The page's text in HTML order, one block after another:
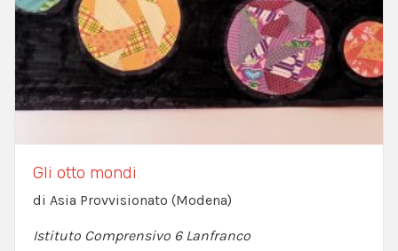
Gli otto mondi
di Asia Provvisionato (Modena)
Istituto Comprensivo 6 Lanfranco